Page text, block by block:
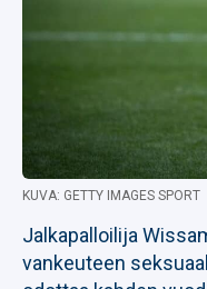
KUVA: GETTY IMAGES SPORT
Jalkapalloilija
vankeuteen